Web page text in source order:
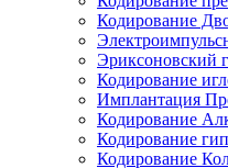
Кодирование
Эриксоновский
Кодирование
Имплантация
Кодирование
Кодирование
Кодирование